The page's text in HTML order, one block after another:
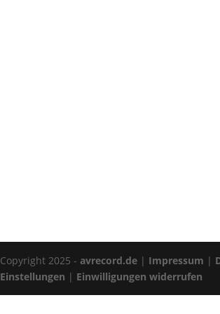
Copyright 2025 -avrecord.de | Impressum |
Einstellungen | Einwilligungen widerrufen